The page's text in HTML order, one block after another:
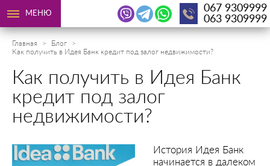
МЕНЮ
067 9309999
063 9309999
Главная
Блог
Как получить в Идея Банк кредит под залог недвижимости?
Как получить в Идея Банк
кредит под залог
недвижимости?
История Идея Банк
начинается в далеком